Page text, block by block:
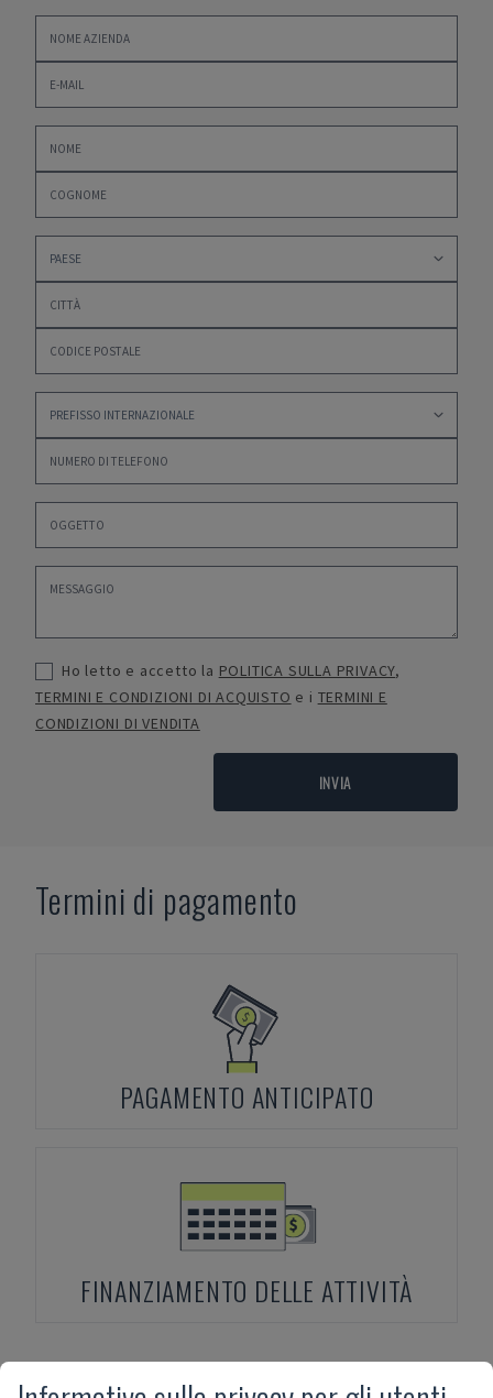
Ho letto e accetto la POLITICA SULLA PRIVACY,
TERMINI E CONDIZIONI DI ACQUISTO e i TERMINI E
CONDIZIONI DI VENDITA
INVIA
Termini di pagamento
PAGAMENTO ANTICIPATO
FINANZIAMENTO DELLE ATTIVITÀ